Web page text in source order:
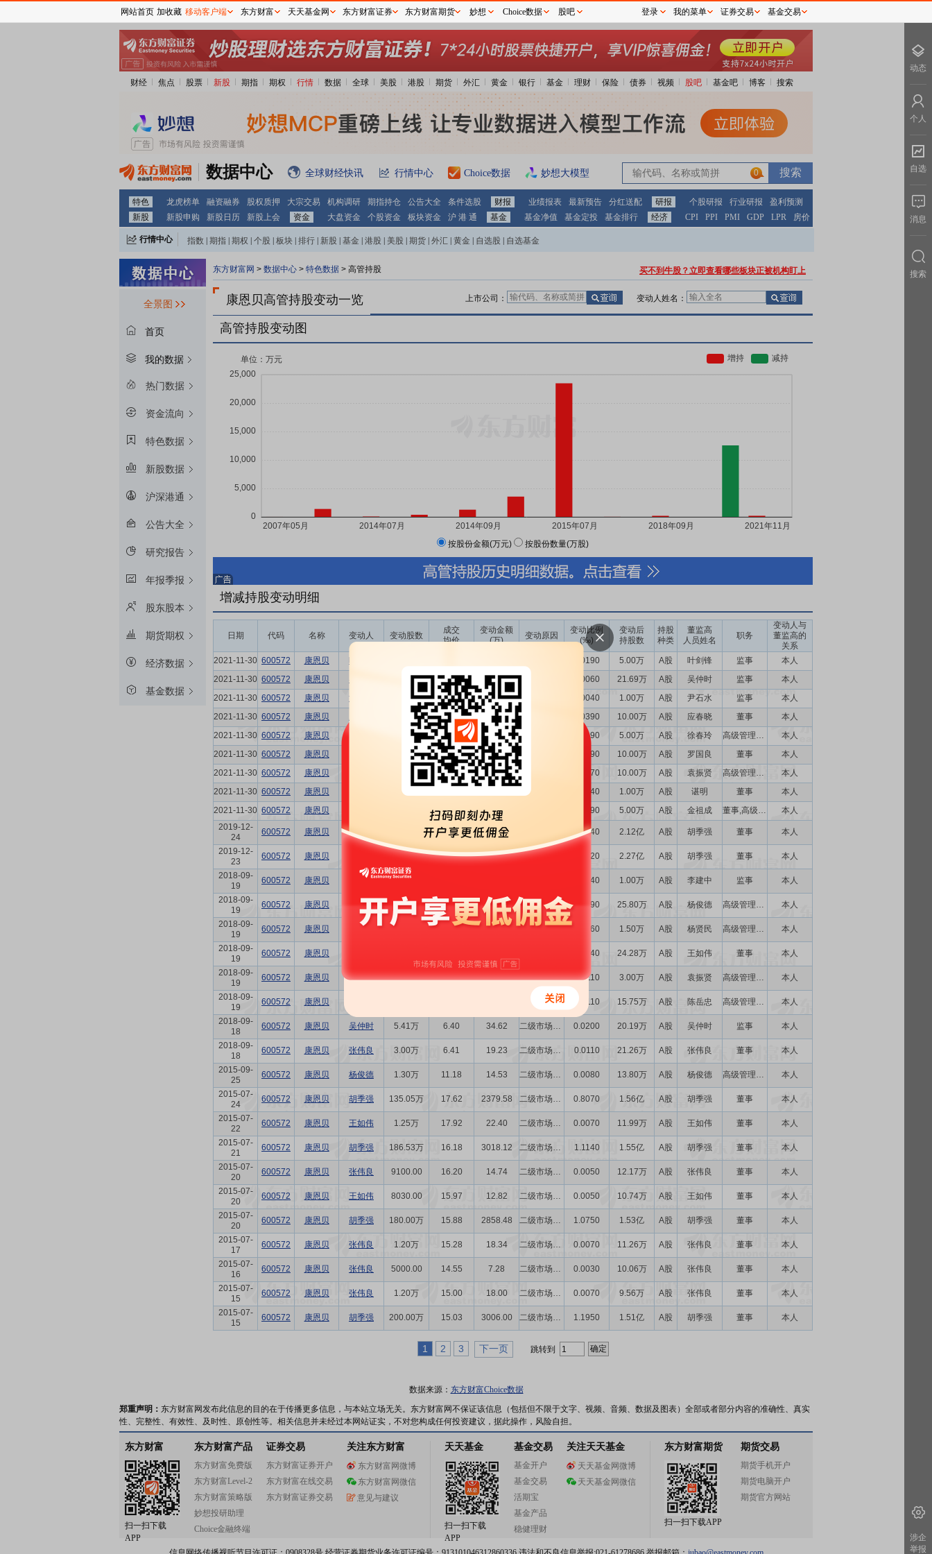
财经 焦点 股票 新股 期指 期权 行情 数据 全球 美股 港股 期货 外汇 黄金 银行 基金 理财 保险 债券 视频 股吧 基金吧 博客 搜索
数据中心 全球财经快讯 行情中心 Choice数据 妙想大模型 0
特色 龙虎榜单 融资融券 股权质押 大宗交易 机构调研 期指持仓 公告大全 条件选股 财报 业绩报表 最新预告 分红送配 研报 个股研报 行业研报
盈利预测
新股
新股申购 新股日历 新股上会 资金 大盘资金 个股资金 板块资金 沪 港 通 基金 基金净值 基金定投 基金排行 经济 CPI PPI PMI GDP LPR 房价
行情中心 指数 期指 期权 个股 板块 排行 新股 基金 港股 美股 期货 外汇 黄金 自选股 自选基金
全景图
首页
我的数据
热门数据
资金流向
特色数据
新股数据
沪深港通
公告大全
研究报告
年报季报
股东股本
期货期权
经济数据
基金数据
东方财富网 > 数据中心 > 特色数据 > 高管持股 买不到牛股？立即查看哪些板块正被机构盯上
康恩贝高管持股变动一览 变动人姓名：
上市公司：
高管持股变动图
按股份金额(万元) 按股份数量(万股)
增减持股变动明细
日期 代码 名称 变动人 变动股数
成交
均价
变动金额
(万)
变动原因
变动比例
(‰)
变动后
持股数
持股
种类
董监高
人员姓名
职务
变动人与
董监高的
关系
2021-11-30 600572 康恩贝 0.0190 5.00万 A股 叶剑锋 监事
本人
2021-11-30 600572 康恩贝 吴仲时 1.50万 4.16 6.24 0.0060 21.69万 A股 吴仲时 监事
本人
2021-11-30 600572 康恩贝 尹石水 1.00万 4.16 4.16 0.0040 1.00万 A股 尹石水 监事
本人
2021-11-30 600572 康恩贝 10.00万 4.15 41.50 0.0390 10.00万 A股 应春晓 董事
本人
2021-11-30 600572 康恩贝 5.00万 4.15 20.75 0.0190 5.00万 A股 徐春玲 高级管理人员
本人
2021-11-30 600572 康恩贝 10.00万 4.16 41.60 0.0390 10.00万 A股 罗国良 董事
本人
2021-11-30 600572 康恩贝 4.15 29.05 0.0270 10.00万 A股 袁振贤 高级管理人员
本人
2021-11-30 600572 康恩贝 1.00万 0.0040 1.00万 A股 谌明 董事
本人
2021-11-30 600572 康恩贝 4.15 20.75 0.0190 5.00万 A股 金祖成 董事,高级管理人员
本人
2019-12-
24
600572 康恩贝 胡季强 -1500.00万 5.48 -8220.00 5.6240 2.12亿 A股 胡季强 董事
本人
2019-12-
23
600572 康恩贝 -750.00万 5.79 -4342.50 2.8120 2.27亿 A股 胡季强 董事
本人
2018-09-
19
600572 康恩贝 李建中 1.00万 0.0040 1.00万 A股 李建中 监事
本人
2018-09-
19
600572 康恩贝 杨俊德 5.10万 6.56 33.46 二级市场买卖 0.0190 25.80万 A股 杨俊德 高级管理人员
本人
2018-09-
19
600572 康恩贝 杨贤民 1.50万 6.58 9.87 0.0060 1.50万 A股 杨贤民 高级管理人员
本人
2018-09-
19
600572 康恩贝 0.0240 24.28万 A股 王如伟 董事
本人
2018-09-
19
600572 康恩贝 袁振贤 3.00万 6.57 19.71 二级市场买卖 0.0110 3.00万 A股 袁振贤 高级管理人员
本人
2018-09-
19
600572 康恩贝 二级市场买卖 0.0110 15.75万 A股 陈岳忠 高级管理人员
本人
2018-09-
18
600572 康恩贝 吴仲时 5.41万 6.40 34.62 二级市场买卖 0.0200 20.19万 A股 吴仲时 监事
本人
2018-09-
18
600572 康恩贝 张伟良 3.00万 6.41 19.23 二级市场买卖 0.0110 21.26万 A股 张伟良 董事
本人
2015-09-
25
600572 康恩贝 杨俊德 1.30万 11.18 14.53 二级市场买卖 0.0080 13.80万 A股 杨俊德 高级管理人员
本人
2015-07-
24
600572 康恩贝 胡季强 135.05万 17.62 2379.58 二级市场买卖 0.8070 1.56亿 A股 胡季强 董事
本人
2015-07-
22
600572 康恩贝 王如伟 1.25万 17.92 22.40 二级市场买卖 0.0070 11.99万 A股 王如伟 董事
本人
2015-07-
21
600572 康恩贝 胡季强 186.53万 16.18 3018.12 二级市场买卖 1.1140 1.55亿 A股 胡季强 董事
本人
2015-07-
20
600572 康恩贝 张伟良 9100.00 16.20 14.74 二级市场买卖 0.0050 12.17万 A股 张伟良 董事
本人
2015-07-
20
600572 康恩贝 王如伟 8030.00 15.97 12.82 二级市场买卖 0.0050 10.74万 A股 王如伟 董事
本人
2015-07-
20
600572 康恩贝 胡季强 180.00万 15.88 2858.48 二级市场买卖 1.0750 1.53亿 A股 胡季强 董事
本人
2015-07-
17
600572 康恩贝 张伟良 1.20万 15.28 18.34 二级市场买卖 0.0070 11.26万 A股 张伟良 董事
本人
2015-07-
16
600572 康恩贝 张伟良 5000.00 14.55 7.28 二级市场买卖 0.0030 10.06万 A股 张伟良 董事
本人
2015-07-
15
600572 康恩贝 张伟良 1.20万 15.00 18.00 二级市场买卖 0.0070 9.56万 A股 张伟良 董事
本人
2015-07-
15
600572 康恩贝 胡季强 200.00万 15.03 3006.00 二级市场买卖 1.1950 1.51亿 A股 胡季强 董事 本人
1 2 3 下一页 跳转到
数据来源： 东方财富Choice数据
郑重声明： 东方财富网发布此信息的目的在于传播更多信息，与本站立场无关。东方财富网不保证该信息（包括但不限于文字、视频、音频、数据及图表）全部或者部分内容的准确性、真实
性、完整性、有效性、及时性、原创性等。相关信息并未经过本网站证实，不对您构成任何投资建议，据此操作，风险自担。
东方财富
扫一扫下载
APP
东方财富产品
东方财富免费版
东方财富Level-2
东方财富策略版
妙想投研助理
Choice金融终端
证券交易
东方财富证券开户
东方财富在线交易
东方财富证券交易
关注东方财富
东方财富网微博
东方财富网微信
意见与建议
天天基金
扫一扫下载
APP
基金交易
基金开户
基金交易
活期宝
基金产品
稳健理财
关注天天基金
天天基金网微博
天天基金网微信
东方财富期货
扫一扫下载APP
期货交易
期货手机开户
期货电脑开户
期货官方网站
网站首页 加收藏 移动客户端 东方财富 天天基金网 东方财富证券 东方财富期货 妙想 Choice数据 股吧 登录 我的菜单 证券交易 基金交易
动态
个人
自选
消息
搜索
涉企
举报